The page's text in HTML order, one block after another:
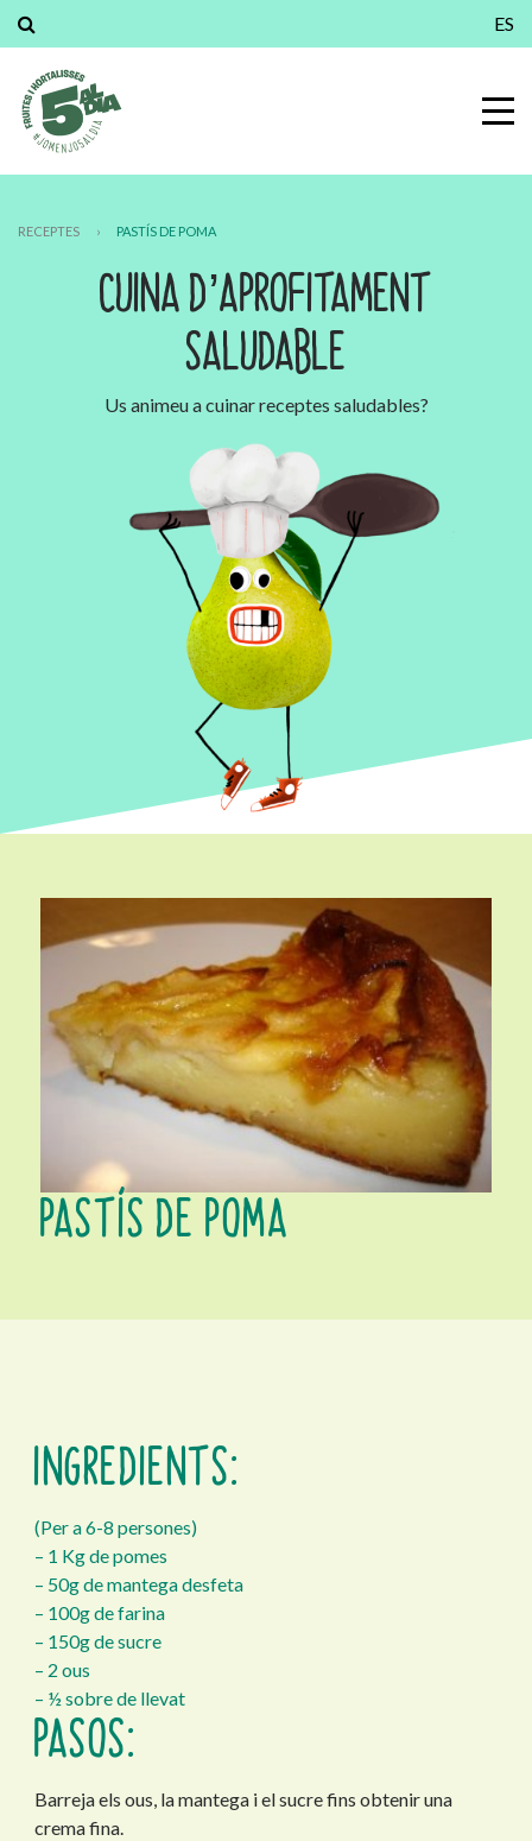
ES
RECEPTES › PASTÍS DE POMA
CUINA D’APROFITAMENT
SALUDABLE
Us animeu a cuinar receptes saludables?
PASTÍS DE POMA
INGREDIENTS:
(Per a 6-8 persones)
– 1 Kg de pomes
– 50g de mantega desfeta
– 100g de farina
– 150g de sucre
– 2 ous
– ½ sobre de llevat
PASOS:
Barreja els ous, la mantega i el sucre fins obtenir una
crema fina.